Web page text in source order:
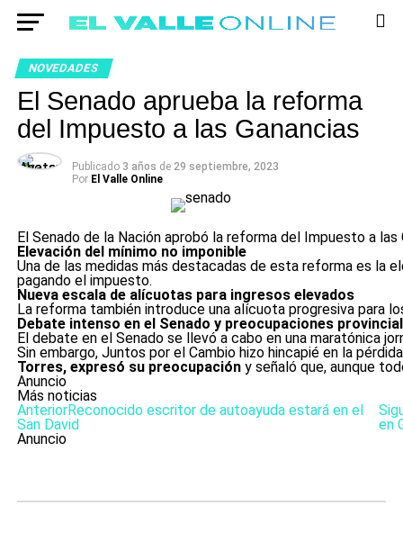
NOVEDADES
El Senado aprueba la reforma
del Impuesto a las Ganancias
Publicado 3 años de 29 septiembre, 2023
Por El Valle Online
El Senado de la Nación aprobó la reforma del Impuesto a
Elevación del mínimo no imponible
Una de las medidas más destacadas de esta reforma es la
pagando el impuesto.
Nueva escala de alícuotas para ingresos elevados
La reforma también introduce una alícuota progresiva para
Debate intenso en el Senado y preocupaciones
El debate en el Senado se llevó a cabo en una maratónica
Sin embargo, Juntos por el Cambio hizo hincapié en la
Torres, expresó su preocupacióny señaló que, aunque
Anuncio
Más noticias
en
AnteriorReconocido escritor de autoayuda estará en el
San David
Anuncio